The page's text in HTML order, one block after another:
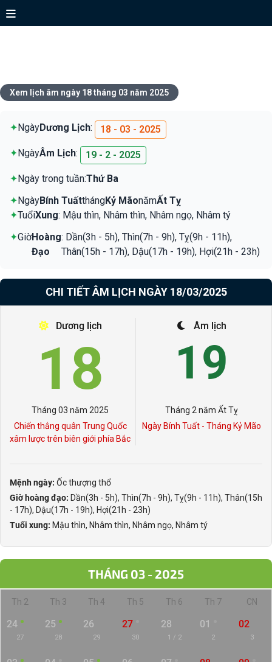
Xem lịch âm ngày 18 tháng 03 năm 2025
✦NgàyDương Lịch: 18 - 03 - 2025
✦NgàyÂm Lịch: 19 - 2 - 2025
✦Ngày trong tuần:Thứ Ba
✦NgàyBính TuấtthángKỷ MãonămẤt Tỵ
✦TuổiXung: Mậu thìn, Nhâm thìn, Nhâm ngọ, Nhâm tý
✦GiờHoàng
Đạo
: Dần(3h - 5h), Thìn(7h - 9h), Tỵ(9h - 11h),
Thân(15h - 17h), Dậu(17h - 19h), Hợi(21h - 23h)
CHI TIẾT ÂM LỊCH NGÀY 18/03/2025
Dương lịch
18
Tháng 03 năm 2025
Chiến thắng quân Trung Quốc
xâm lược trên biên giới phía Bắc
Âm lịch
19
Tháng 2 năm Ất Tỵ
Ngày Bính Tuất - Tháng Kỷ Mão
Mệnh ngày: Ốc thượng thổ
Giờ hoàng đạo: Dần(3h - 5h), Thìn(7h - 9h), Tỵ(9h - 11h), Thân(15h
- 17h), Dậu(17h - 19h), Hợi(21h - 23h)
Tuổi xung: Mậu thìn, Nhâm thìn, Nhâm ngọ, Nhâm tý
THÁNG 03 - 2025
Th 2 Th 3 Th 4 Th 5 Th 6 Th 7 CN
24
27
25
28
26
29
27
30
28
1 / 2
01
2
02
3